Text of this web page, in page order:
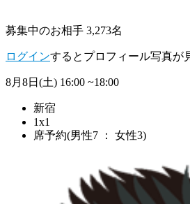
募集中のお相手 3,273名
ログインするとプロフィール写真が
8月8日(土) 16:00 ~18:00
新宿
1x1
席予約(男性7 ： 女性3)